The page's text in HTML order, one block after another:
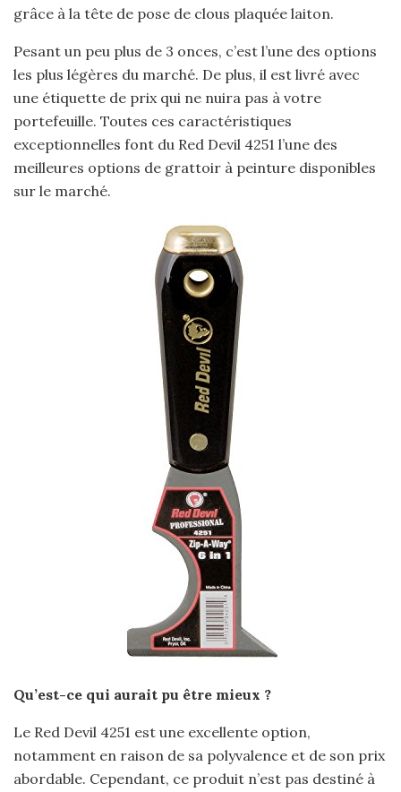
grâce à la tête de pose de clous plaquée laiton.
Pesant un peu plus de 3 onces, c’est l’une des options
les plus légères du marché. De plus, il est livré avec
une étiquette de prix qui ne nuira pas à votre
portefeuille. Toutes ces caractéristiques
exceptionnelles font du Red Devil 4251 l’une des
meilleures options de grattoir à peinture disponibles
sur le marché.
Qu’est-ce qui aurait pu être mieux ?
Le Red Devil 4251 est une excellente option,
notamment en raison de sa polyvalence et de son prix
abordable. Cependant, ce produit n’est pas destiné à